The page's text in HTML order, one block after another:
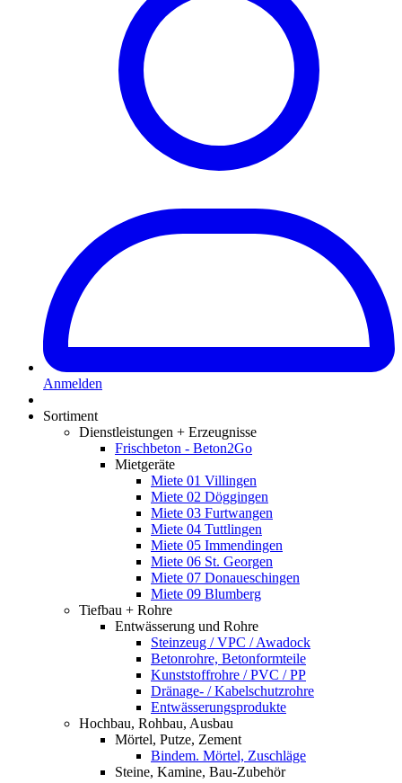
Anmelden
Sortiment
Dienstleistungen + Erzeugnisse
Frischbeton - Beton2Go
Mietgeräte
Miete 01 Villingen
Miete 02 Döggingen
Miete 03 Furtwangen
Miete 04 Tuttlingen
Miete 05 Immendingen
Miete 06 St. Georgen
Miete 07 Donaueschingen
Miete 09 Blumberg
Tiefbau + Rohre
Entwässerung und Rohre
Steinzeug / VPC / Awadock
Betonrohre, Betonformteile
Kunststoffrohre / PVC / PP
Dränage- / Kabelschutzrohre
Entwässerungsprodukte
Hochbau, Rohbau, Ausbau
Mörtel, Putze, Zement
Bindem. Mörtel, Zuschläge
Steine, Kamine, Bau-Zubehör